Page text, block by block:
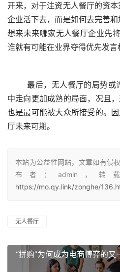
开来，对于注资无人餐厅的资
企业活下去，而是如何去完善和
想来未来哪家无人餐厅企业先
谁就有可能在业界夺得优先发言
	最后，无人餐厅的局势或许能在各家企业的互相追逐
中走向更加成熟的局面，况且
也是最可能被大众所接受的。
厅未来可期。
本站为公益性网站，文章如有侵
布者：admin，转
https://mo.qy.link/zonghe/
无人餐厅
“拼购”为何成为电商博弈的又